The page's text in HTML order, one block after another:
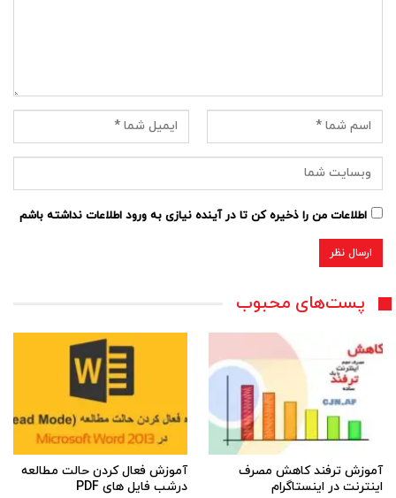
اطلاعات من را ذخیره کن تا در آینده نیازی به ورود اطلاعات نداشته باشم
پست‌های محبوب
آموزش ترفند کاهش مصرف
اینترنت در اینستاگرام
آموزش فعال کردن حالت مطالعه
درشب فایل های PDF